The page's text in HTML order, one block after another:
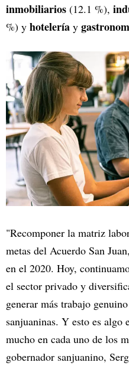
inmobiliarios (12.1 %),
%) y hotelería y
"Recomponer la matriz
metas del Acuerdo San
en el 2020. Hoy,
el sector privado y
generar más trabajo
sanjuaninas. Y esto es algo
mucho en cada uno de los
gobernador sanjuanino,